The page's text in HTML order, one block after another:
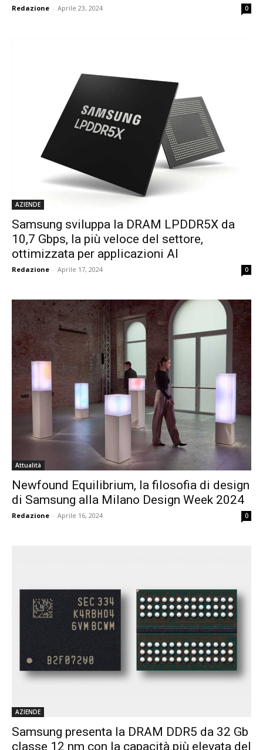
Redazione - Aprile 23, 2024 0
AZIENDE
Samsung sviluppa la DRAM LPDDR5X da
10,7 Gbps, la più veloce del settore,
ottimizzata per applicazioni AI
Redazione - Aprile 17, 2024 0
Attualità
Newfound Equilibrium, la filosofia di design
di Samsung alla Milano Design Week 2024
Redazione - Aprile 16, 2024 0
AZIENDE
Samsung presenta la DRAM DDR5 da 32 Gb
classe 12 nm con la capacità più elevata del